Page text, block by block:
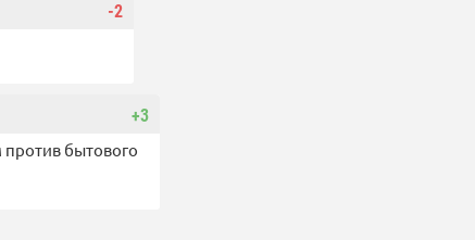
-2
+3
против бытового